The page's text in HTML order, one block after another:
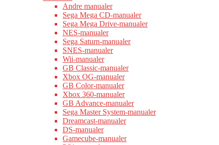
Andre manualer
Sega Mega CD-manualer
Sega Mega Drive-manualer
NES-manualer
Sega Saturn-manualer
SNES-manualer
Wii-manualer
GB Classic-manualer
Xbox OG-manualer
GB Color-manualer
Xbox 360-manualer
GB Advance-manualer
Sega Master System-manualer
Dreamcast-manualer
DS-manualer
Gamecube-manualer